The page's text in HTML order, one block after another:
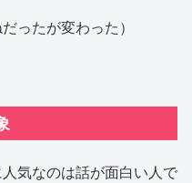
たが変わった）
気なのは話が面白い人で